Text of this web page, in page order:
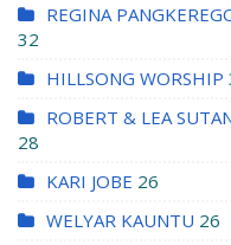
REGINA
32
HILLSONG WORSHIP
ROBERT & LEA
28
KARI JOBE 26
WELYAR KAUNTU 26